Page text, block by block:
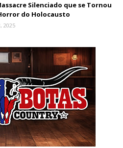
Silenciado que se Tornou
do Holocausto
2025